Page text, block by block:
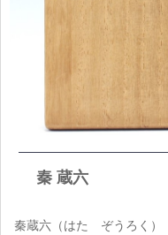
秦 蔵六
秦蔵六（はた ぞうろく）